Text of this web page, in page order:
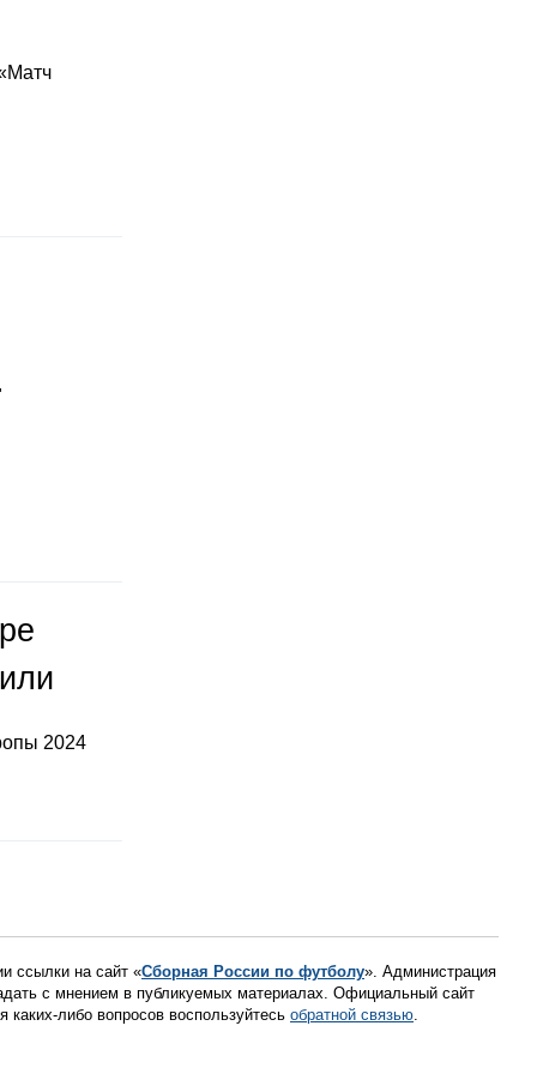
2024
ссылки на сайт «Сборная России по футболу». Администрация
с мнением в публикуемых материалах. Официальный сайт
либо вопросов воспользуйтесь обратной связью.